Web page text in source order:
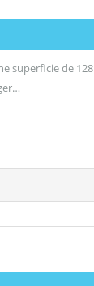
superficie de 128